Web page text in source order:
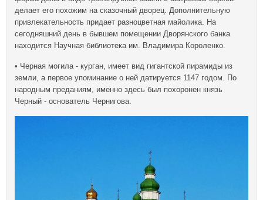
делает его похожим на сказочный дворец. Дополнительную
привлекательность придает разноцветная майолика. На
сегодняшний день в бывшем помещении Дворянского банка
находится Научная библиотека им. Владимира Короленко.
• Черная могила - курган, имеет вид гигантской пирамиды из
земли, а первое упоминание о ней датируется 1147 годом. По
народным преданиям, именно здесь был похоронен князь
Черный - основатель Чернигова.